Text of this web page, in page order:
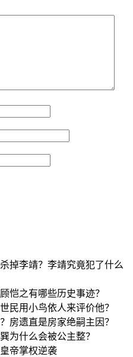
掉李靖？李靖究竟犯了什么
恺之有哪些历史事迹？
民用小鸟依人来评价他？
房遗直是房家绝嗣主因？
为什么会被公主整？
帝掌权逆袭